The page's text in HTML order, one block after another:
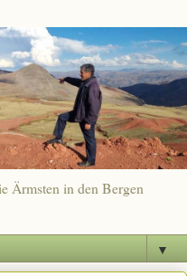
Ärmsten in den Bergen
▼